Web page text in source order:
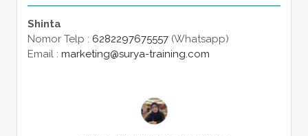
Shinta
Nomor Telp : 6282297675557(Whatsapp)
Email : marketing@surya-training.com